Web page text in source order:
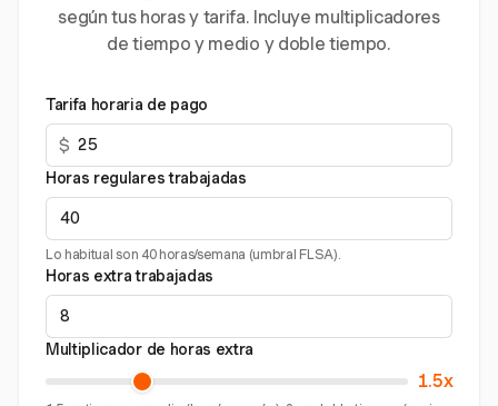
según tus horas y tarifa. Incluye multiplicadores
de tiempo y medio y doble tiempo.
Tarifa horaria de pago
$
Horas regulares trabajadas
Lo habitual son 40 horas/semana (umbral FLSA).
Horas extra trabajadas
Multiplicador de horas extra
1.5x